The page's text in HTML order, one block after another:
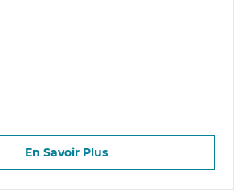
En Savoir Plus